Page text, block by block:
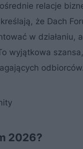
relacje
że Dach
w działaniu,
wyjątkowa
odbiorców.
2026?